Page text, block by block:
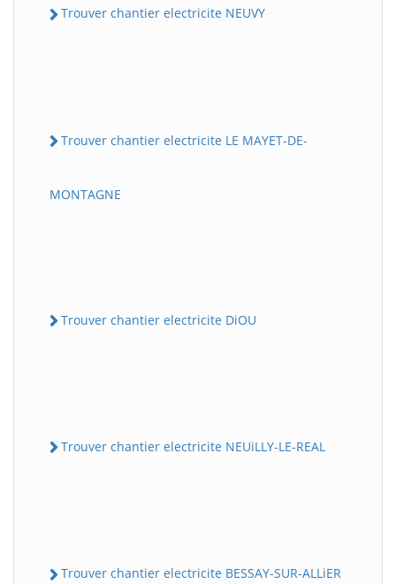
Trouver chantier electricite NEUVY
Trouver chantier electricite LE MAYET-DE-
MONTAGNE
Trouver chantier electricite DiOU
Trouver chantier electricite NEUiLLY-LE-REAL
Trouver chantier electricite BESSAY-SUR-ALLiER